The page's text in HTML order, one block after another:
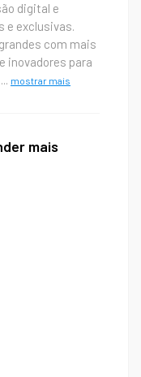
digital e
e exclusivas.
com mais
inovadores para
... mostrar mais
mais